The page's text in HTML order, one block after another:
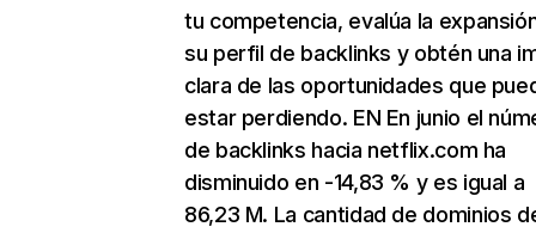
tu competencia, evalúa la
su perfil de backlinks y obtén una
clara de las oportunidades que
estar perdiendo. EN En junio el
de backlinks hacia netflix.com ha
disminuido en -14,83 % y es igual a
86,23 M. La cantidad de dominios